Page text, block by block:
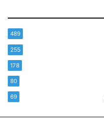
489
255
178
80
69